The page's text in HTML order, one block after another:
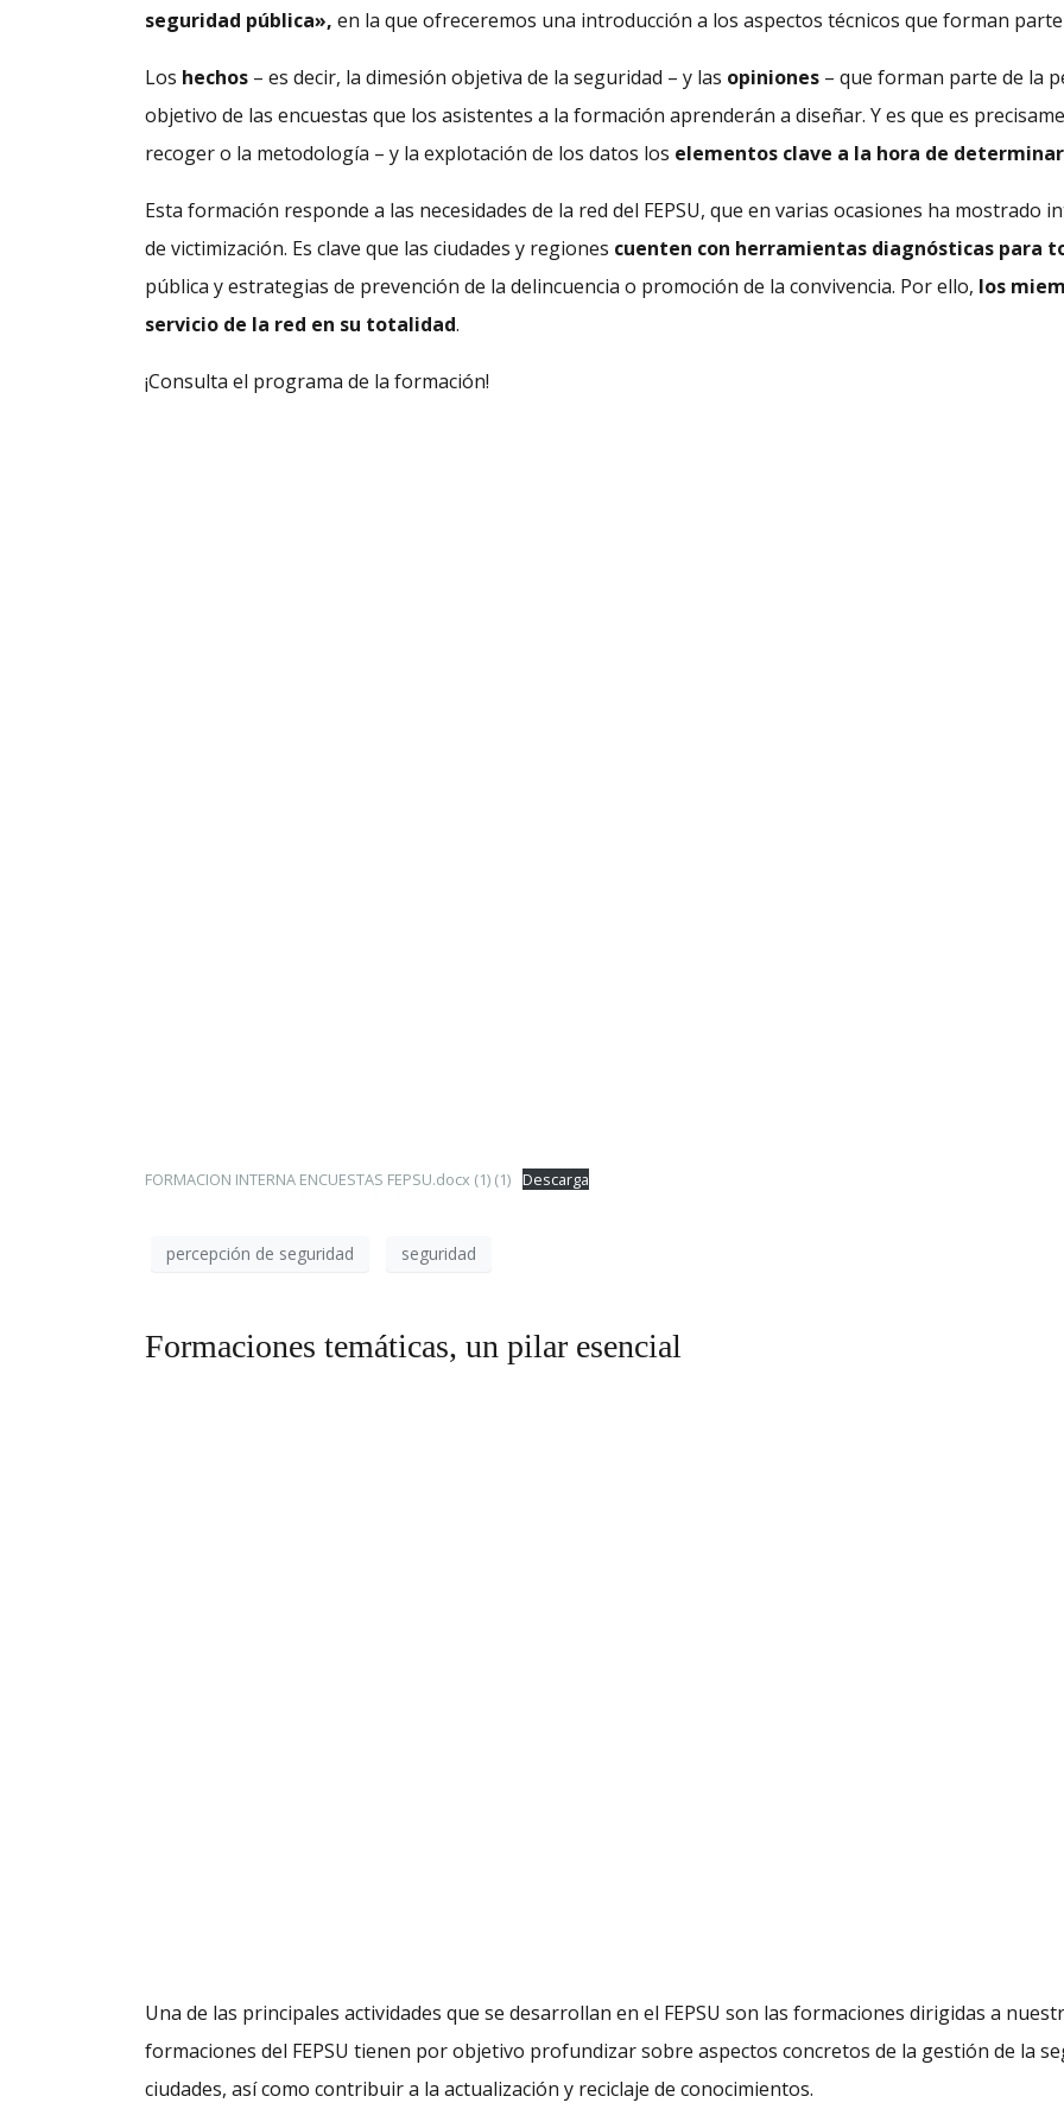
seguridad pública», en la que ofreceremos una introducción a los aspectos técnicos que forman
Los hechos – es decir, la dimesión objetiva de la seguridad – y las opiniones – que forman parte de la
objetivo de las encuestas que los asistentes a la formación aprenderán a diseñar. Y es que es
recoger o la metodología – y la explotación de los datos los elementos clave a la hora de
Esta formación responde a las necesidades de la red del FEPSU, que en varias ocasiones ha mostrado
de victimización. Es clave que las ciudades y regiones cuenten con herramientas diagnósticas para
pública y estrategias de prevención de la delincuencia o promoción de la convivencia. Por ello, los
servicio de la red en su totalidad.
¡Consulta el programa de la formación!
FORMACION INTERNA ENCUESTAS FEPSU.docx (1) (1) Descarga
percepción de seguridad seguridad
Formaciones temáticas, un pilar esencial
Una de las principales actividades que se desarrollan en el FEPSU son las formaciones dirigidas a
formaciones del FEPSU tienen por objetivo profundizar sobre aspectos concretos de la gestión de la
ciudades, así como contribuir a la actualización y reciclaje de conocimientos.